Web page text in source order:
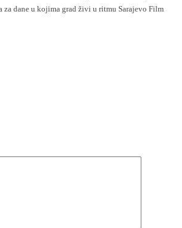
za dane u kojima grad živi u ritmu Sarajevo Film